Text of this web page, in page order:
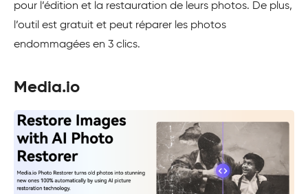
pour l’édition et la restauration de leurs photos. De plus,
l’outil est gratuit et peut réparer les photos
endommagées en 3 clics.
Media.io